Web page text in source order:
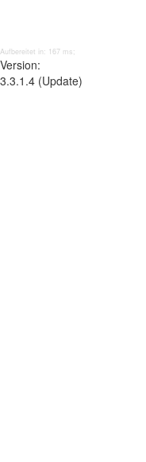
Aufbereitet in: 167 ms;
Version:
3.3.1.4 (Update)